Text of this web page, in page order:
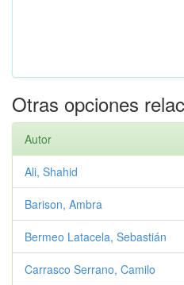
Otras opciones
Autor
Ali, Shahid
Barison, Ambra
Bermeo Latacela, Sebastián
Carrasco Serrano, Camilo